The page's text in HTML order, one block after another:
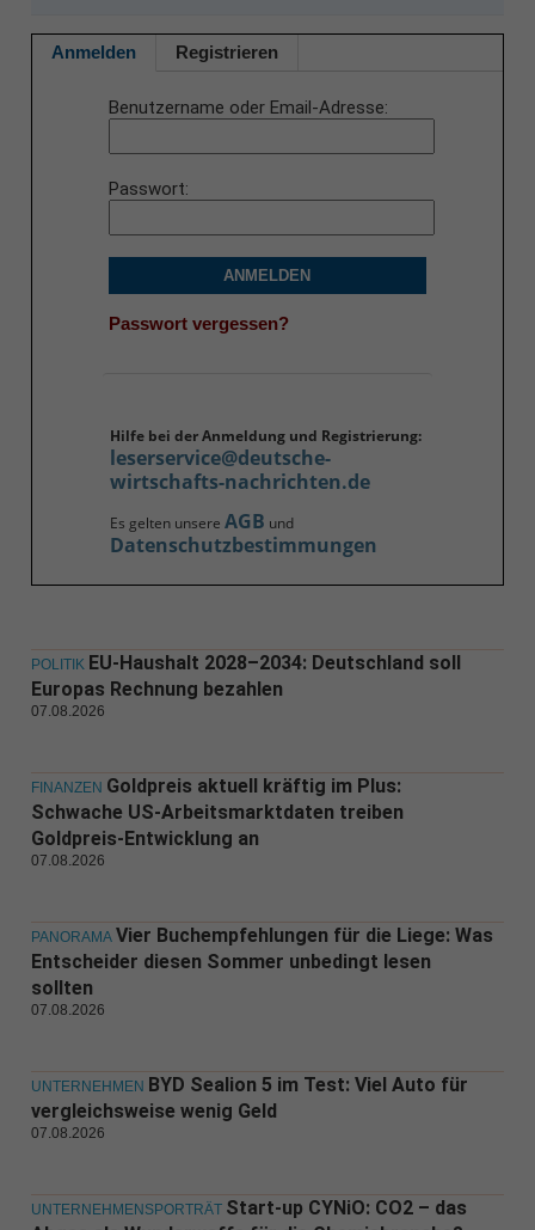
Anmelden Registrieren
Benutzername oder Email-Adresse
Passwort
ANMELDEN
Passwort vergessen?
Hilfe bei der Anmeldung und Registrierung:
leserservice@deutsche-
wirtschafts-nachrichten.de
Es gelten unsere AGB und
Datenschutzbestimmungen
POLITIK EU-Haushalt 2028–2034: Deutschland soll
Europas Rechnung bezahlen
07.08.2026
FINANZEN Goldpreis aktuell kräftig im Plus:
Schwache US-Arbeitsmarktdaten treiben
Goldpreis-Entwicklung an
07.08.2026
PANORAMA Vier Buchempfehlungen für die Liege: Was
Entscheider diesen Sommer unbedingt lesen
sollten
07.08.2026
UNTERNEHMEN BYD Sealion 5 im Test: Viel Auto für
vergleichsweise wenig Geld
07.08.2026
UNTERNEHMENSPORTRÄT Start-up CYNiO: CO2 – das